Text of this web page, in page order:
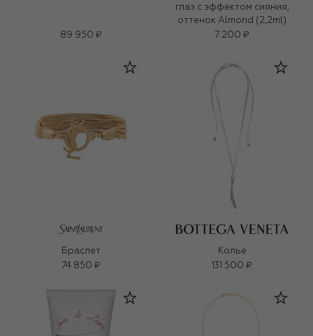
89 950 ₽
глаз с эффектом сияния,
оттенок Almond (2,2ml)
7 200 ₽
Браслет
74 850 ₽
Колье
131 500 ₽